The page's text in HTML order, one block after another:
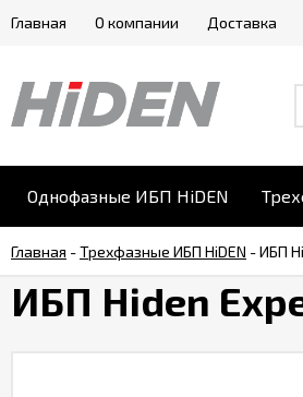
Главная О компании Доставка
Однофазные ИБП HiDEN
Главная -Трехфазные ИБП HiDEN -ИБП
ИБП Hiden